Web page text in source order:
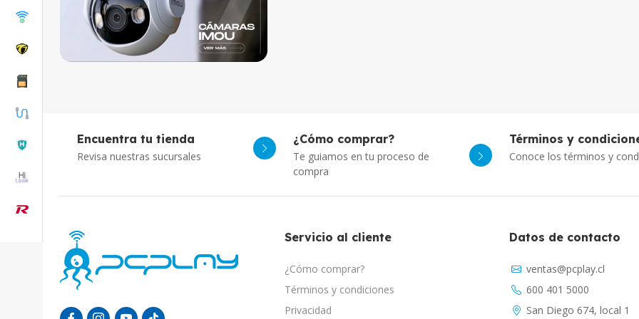
Encuentra tu tienda
Revisa nuestras sucursales
¿Cómo comprar?
Te guiamos en tu proceso de
compra
Términos y
Conoce los términos y
Servicio al cliente
¿Cómo comprar?
Términos y condiciones
Privacidad
Datos de contacto
ventas@pcplay.cl
600 401 5000
San Diego 674, local 1